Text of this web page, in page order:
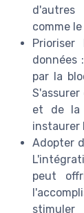
comme le
données
par la
et de la
instaurer
Adopter
peut